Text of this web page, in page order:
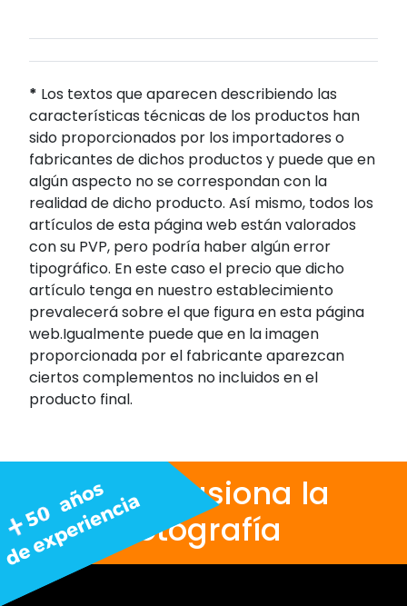
* Los textos que aparecen describiendo las
características técnicas de los productos han
sido proporcionados por los importadores o
fabricantes de dichos productos y puede que en
algún aspecto no se correspondan con la
realidad de dicho producto. Así mismo, todos los
artículos de esta página web están valorados
con su PVP, pero podría haber algún error
tipográfico. En este caso el precio que dicho
artículo tenga en nuestro establecimiento
prevalecerá sobre el que figura en esta página
web.Igualmente puede que en la imagen
proporcionada por el fabricante aparezcan
ciertos complementos no incluidos en el
producto final.
Nos apasiona la
fotografía